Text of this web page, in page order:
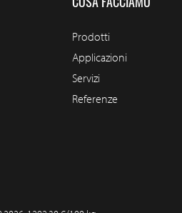
Prodotti
Applicazioni
Servizi
Referenze